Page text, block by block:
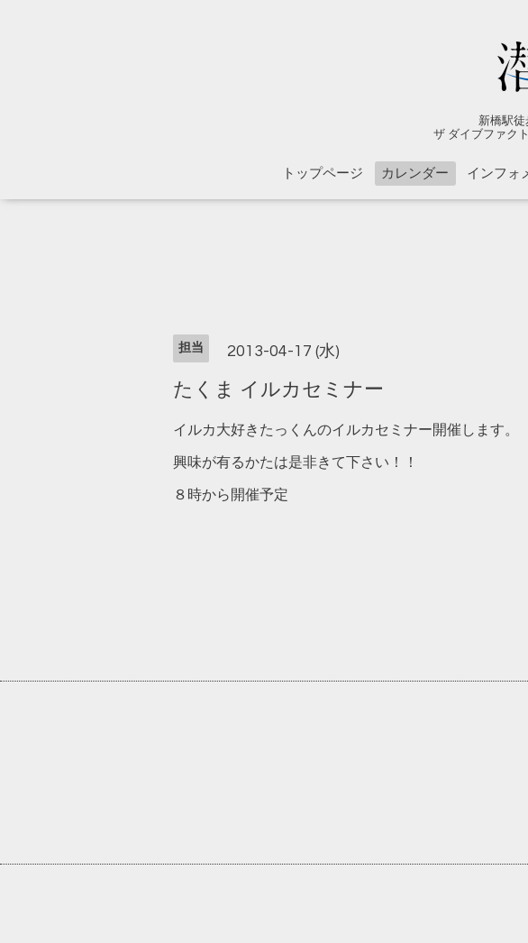
新橋駅
ザ ダイブファク
トップページ カレンダー インフォ
担当 2013-04-17 (水)
たくま イルカセミナー
イルカ大好きたっくんのイルカセミナー開催します。
興味が有るかたは是非きて下さい！！
８時から開催予定